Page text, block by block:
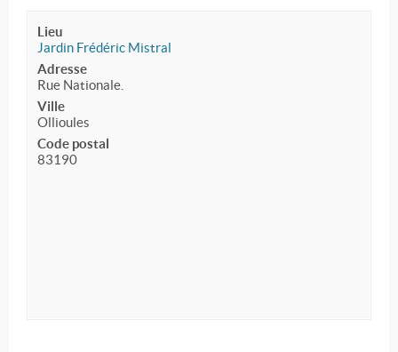
Lieu
Jardin Frédéric Mistral
Adresse
Rue Nationale.
Ville
Ollioules
Code postal
83190